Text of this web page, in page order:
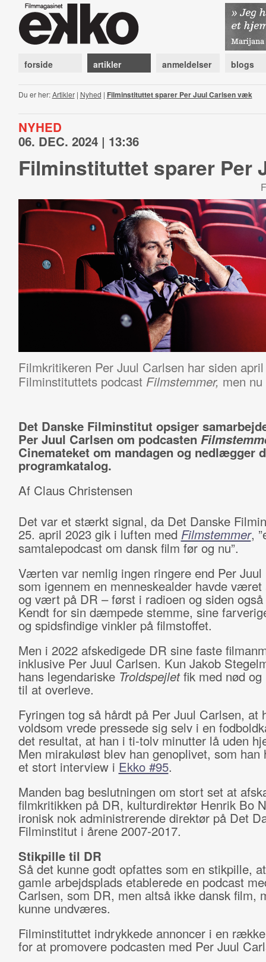
forside artikler anmeldelser blogs
Du er her:Artikler| Nyhed | Filminstituttet sparer Per Juul Carlsen væk
NYHED
06. DEC. 2024 | 13:36
Filminstituttet sparer Per
Filmkritikeren Per Juul Carlsen har siden
Filminstituttets podcast Filmstemmer, men
Det Danske Filminstitut opsiger
Per Juul Carlsen om podcasten
Cinemateket om mandagen og nedlægger
programkatalog.
Af Claus Christensen
Det var et stærkt signal, da Det Danske
25. april 2023 gik i luften med Filmstemmer,
samtalepodcast om dansk film før og nu”.
Værten var nemlig ingen ringere end Per Juul
som igennem en menneskealder havde været
og vært på DR – først i radioen og siden også
Kendt for sin dæmpede stemme, sine
og spidsfindige vinkler på filmstoffet.
Men i 2022 afskedigede DR sine faste
inklusive Per Juul Carlsen. Kun Jakob
hans legendariske Troldspejletfik med nød
til at overleve.
Fyringen tog så hårdt på Per Juul Carlsen, at
voldsom vrede pressede sig selv i en
det resultat, at han i ti-tolv minutter lå uden
Men mirakuløst blev han genoplivet, som han
et stort interview i Ekko #95.
Manden bag beslutningen om stort set at
filmkritikken på DR, kulturdirektør Henrik Bo
ironisk nok administrerende direktør på Det
Filminstitut i årene 2007-2017.
Stikpille til DR
Så det kunne godt opfattes som en stikpille,
gamle arbejdsplads etablerede en podcast
Carlsen, som DR, men altså ikke dansk film,
kunne undværes.
Filminstituttet indrykkede annoncer i en
for at promovere podcasten med Per Juul